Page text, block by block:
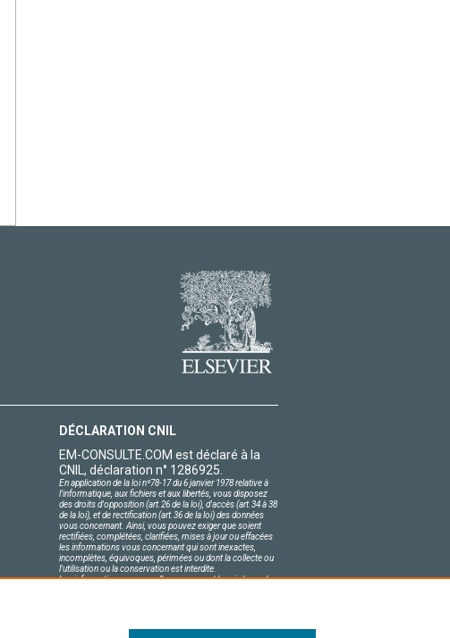
DÉCLARATION CNIL
EM-CONSULTE.COM est déclaré à la
CNIL, déclaration n° 1286925.
En application de la loi nº78-17 du 6 janvier 1978 relative à
l'informatique, aux fichiers et aux libertés, vous disposez
des droits d'opposition (art.26 de la loi), d'accès (art.34 à 38
de la loi), et de rectification (art.36 de la loi) des données
vous concernant. Ainsi, vous pouvez exiger que soient
rectifiées, complétées, clarifiées, mises à jour ou effacées
les informations vous concernant qui sont inexactes,
incomplètes, équivoques, périmées ou dont la collecte ou
l'utilisation ou la conservation est interdite.
Les informations personnelles concernant les visiteurs de